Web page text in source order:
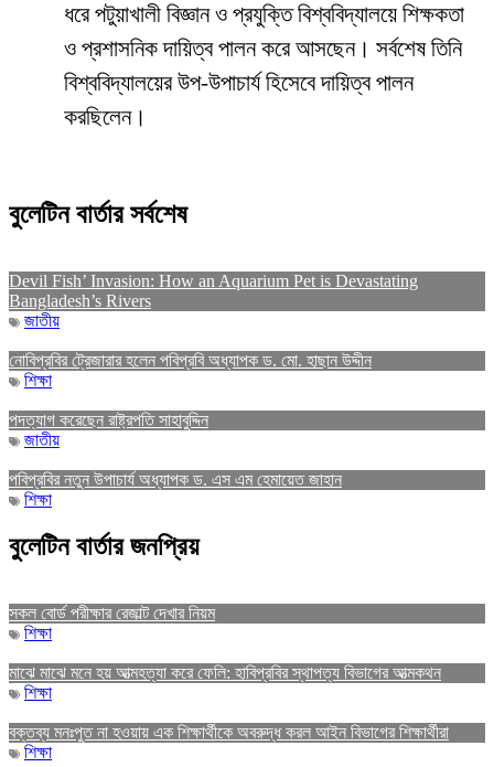
ধরে পটুয়াখালী বিজ্ঞান ও প্রযুক্তি বিশ্ববিদ্যালয়ে শিক্ষকতা
ও প্রশাসনিক দায়িত্ব পালন করে আসছেন। সর্বশেষ তিনি
বিশ্ববিদ্যালয়ের উপ-উপাচার্য হিসেবে দায়িত্ব পালন
করছিলেন।
বুলেটিন বার্তার সর্বশেষ
Devil Fish’ Invasion: How an Aquarium Pet is Devastating
Bangladesh’s Rivers
জাতীয়
নোবিপ্রবির ট্রেজারার হলেন পবিপ্রবি অধ্যাপক ড. মো. হাছান উদ্দীন
শিক্ষা
পদত্যাগ করেছেন রাষ্ট্রপতি সাহাবুদ্দিন
জাতীয়
পবিপ্রবির নতুন উপাচার্য অধ্যাপক ড. এস এম হেমায়েত জাহান
শিক্ষা
বুলেটিন বার্তার জনপ্রিয়
সকল বোর্ড পরীক্ষার রেজাল্ট দেখার নিয়ম
শিক্ষা
মাঝে মাঝে মনে হয় আত্মহত্যা করে ফেলি: হাবিপ্রবির স্থাপত্য বিভাগের আত্মকথন
শিক্ষা
বক্তব্য মনঃপুত না হওয়ায় এক শিক্ষার্থীকে অবরুদ্ধ করল আইন বিভাগের শিক্ষার্থীরা
শিক্ষা